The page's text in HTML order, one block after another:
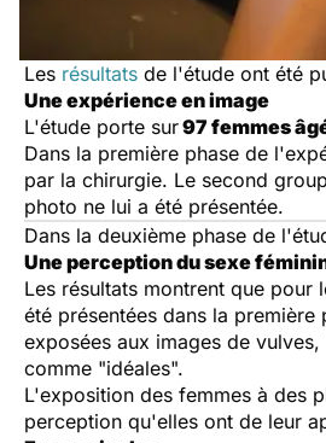
Les résultats de l'étude ont été
Une expérience en image
L'étude porte sur97 femmes
Dans la première phase de
par la chirurgie. Le second
photo ne lui a été présentée.
Dans la deuxième phase de
Une perception du sexe
Les résultats montrent que
été présentées dans la
exposées aux images de
comme "idéales".
L'exposition des femmes à des
perception qu'elles ont de leur